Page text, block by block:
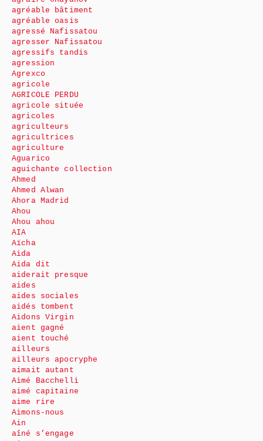
agréable bâtiment
agréable oasis
agressé Nafissatou
agresser Nafissatou
agressifs tandis
agression
Agrexco
agricole
AGRICOLE PERDU
agricole située
agricoles
agriculteurs
agricultrices
agriculture
Aguarico
aguichante collection
Ahmed
Ahmed Alwan
Ahora Madrid
Ahou
Ahou ahou
AIA
Aïcha
Aida
Aida dit
aiderait presque
aides
aides sociales
aidés tombent
Aidons Virgin
aient gagné
aient touché
ailleurs
ailleurs apocryphe
aimait autant
Aimé Bacchelli
aimé capitaine
aime rire
Aimons-nous
Ain
aîné s’engage